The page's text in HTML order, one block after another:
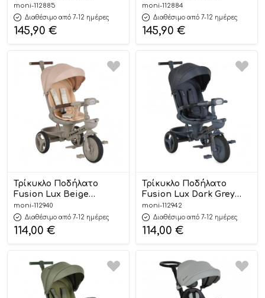
3800146232085 6m+ –
Byox
moni-112885
Διαθέσιμο από 7-12 ημέρες
145,90 €
3800146232092 6m+ – Byox
moni-112884
Διαθέσιμο από 7-12 ημέρες
145,90 €
Τρίκυκλο Ποδήλατο
Fusion Lux Beige
3800146232078 5m+ – Byox
moni-112940
Διαθέσιμο από 7-12 ημέρες
114,00 €
Τρίκυκλο Ποδήλατο
Fusion Lux Dark Grey
3800146232108 5m+ – Byox
moni-112942
Διαθέσιμο από 7-12 ημέρες
114,00 €